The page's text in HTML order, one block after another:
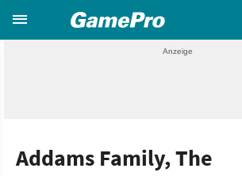
Addams Family, The